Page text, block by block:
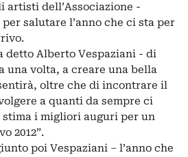
artisti dell’Associazione -
salutare l’anno che ci sta per
detto Alberto Vespaziani - di
una volta, a creare una bella
oltre che di incontrare il
a quanti da sempre ci
stima i migliori auguri per un
2012”.
poi Vespaziani – l’anno che